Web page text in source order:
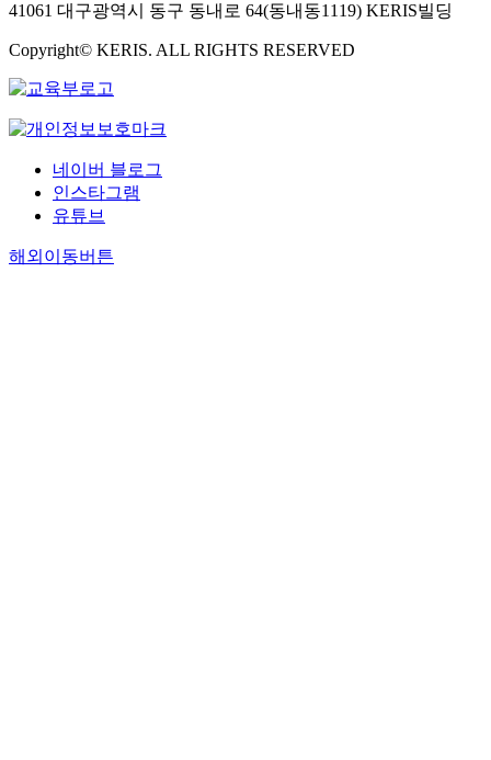
41061 대구광역시 동구 동내로 64(동내동1119) KERIS빌딩
Copyright© KERIS. ALL RIGHTS RESERVED
네이버 블로그
인스타그램
유튜브
해외이동버튼